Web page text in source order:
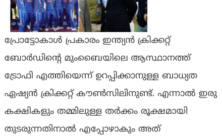
പ്രോട്ടോകാൾ പ്രകാരം ഇന്ത്യൻ ക്രിക്കറ്റ്
ബോർഡിന്‍റെ മുംബൈയിലെ ആസ്ഥാനത്ത്
ട്രോഫി എത്തിയെന്ന് ഉറപ്പിക്കാനുള്ള ബാധ്യത
ഏഷ്യൻ ക്രിക്കറ്റ് കൗൺസിലിനുണ്ട്. എന്നാൽ ഇരു
കക്ഷികളും തമ്മിലുള്ള തർക്കം രൂക്ഷമായി
തുടരുന്നതിനാൽ എപ്പോഴാകും അത്